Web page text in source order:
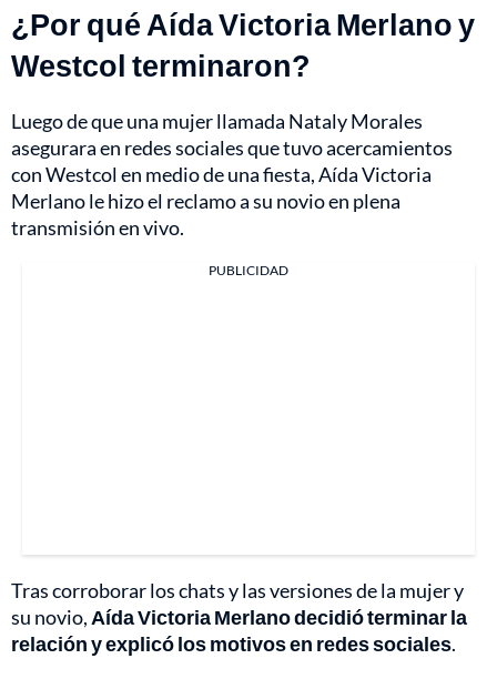
¿Por qué Aída Victoria Merlano y
Westcol terminaron?
Luego de que una mujer llamada Nataly Morales
asegurara en redes sociales que tuvo acercamientos
con Westcol en medio de una fiesta, Aída Victoria
Merlano le hizo el reclamo a su novio en plena
transmisión en vivo.
PUBLICIDAD
Tras corroborar los chats y las versiones de la mujer y
su novio, Aída Victoria Merlano decidió terminar la
relación y explicó los motivos en redes sociales.